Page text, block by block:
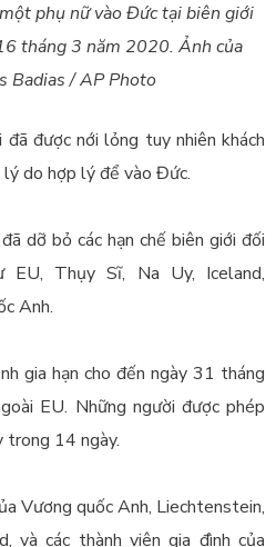
phụ nữ vào Đức tại biên giới
tháng 3 năm 2020. Ảnh của
Badias / AP Photo
được nới lỏng tuy nhiên khách
lý do hợp lý để vào Đức.
dỡ bỏ các hạn chế biên giới đối
Thụy Sĩ, Na Uy, Iceland,
Anh.
gia hạn cho đến ngày 31 tháng
EU. Những người được phép
trong 14 ngày.
Vương quốc Anh, Liechtenstein,
và các thành viên gia đình của